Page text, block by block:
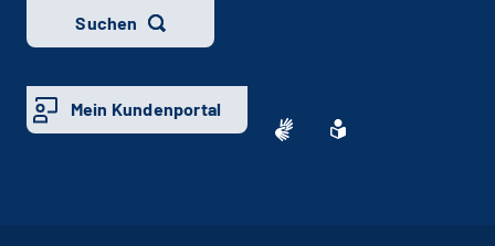
Suchen
Mein Kundenportal